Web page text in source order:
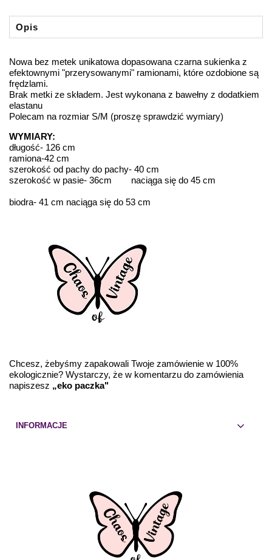
Opis
Nowa bez metek unikatowa dopasowana czarna sukienka z
efektownymi "przerysowanymi" ramionami, które ozdobione są
frędzlami.
Brak metki ze składem. Jest wykonana z bawełny z dodatkiem
elastanu
Polecam na rozmiar S/M (proszę sprawdzić wymiary)
WYMIARY:
długość- 126 cm
ramiona-42 cm
szerokość od pachy do pachy- 40 cm
szerokość w pasie- 36cm naciąga się do 45 cm
biodra- 41 cm naciąga się do 53 cm
Chcesz, żebyśmy zapakowali Twoje zamówienie w 100%
ekologicznie? Wystarczy, że w komentarzu do zamówienia
napiszesz „eko paczka"
INFORMACJE